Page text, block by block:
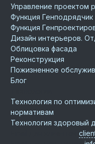
Управление проектом
Функция Генподрядчик
Функция
Дизайн интерьеров.
Облицовка фасада
Реконструкция
Пожизненное
Блог
Технология по
нормативам
Технология здоровый